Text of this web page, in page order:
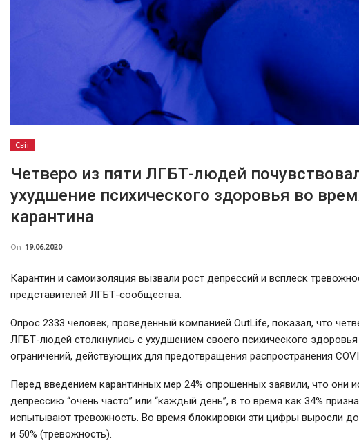
Світ
Четверо из пяти ЛГБТ-людей
ухудшение психического здоровья во
карантина
On 19.06.2020
Карантин и самоизоляция вызвали рост депрессий и всплеск
представителей ЛГБТ-сообщества.
Опрос 2333 человек, проведенный компанией OutLife, показал, что
ЛГБТ-людей столкнулись с ухудшением своего психического
ограничений, действующих для предотвращения распространения
Перед введением карантинных мер 24% опрошенных заявили, что они
депрессию “очень часто” или “каждый день”, в то время как 34%
испытывают тревожность. Во время блокировки эти цифры выросли до
и 50% (тревожность).